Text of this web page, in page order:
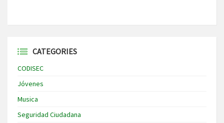
CATEGORIES
CODISEC
Jóvenes
Musica
Seguridad Ciudadana